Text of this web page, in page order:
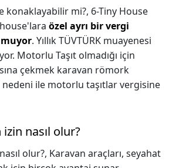
konaklayabilir mi?, 6-Tiny House
özel ayrı bir vergi
. Yıllık TÜVTÜRK muayenesi
Motorlu Taşıt olmadığı için
çekmek karavan römork
nedeni ile motorlu taşıtlar vergisine
nasıl olur?
olur?, Karavan araçları, seyahat